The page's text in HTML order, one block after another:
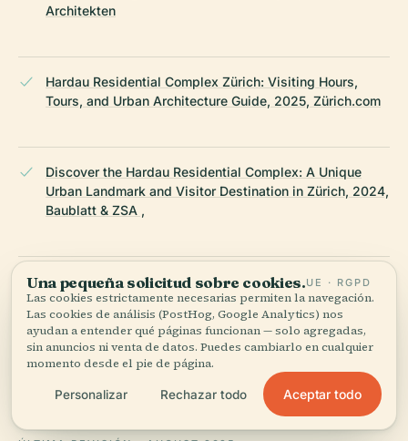
Architekten
Hardau Residential Complex Zürich: Visiting Hours,
Tours, and Urban Architecture Guide, 2025, Zürich.com
Discover the Hardau Residential Complex: A Unique
Urban Landmark and Visitor Destination in Zürich, 2024,
Baublatt & ZSA ,
Hardau Residential Complex Redevelopment in Zürich:
Visiting Information and Future Outlook, 2024, Pesenti
Schütz Architekten & Stadt Zürich ,
Wikipedia — Hardau Residential Complex
Una pequeña solicitud sobre cookies.UE · RGPD
Las cookies estrictamente necesarias permiten la navegación.
Las cookies de análisis (PostHog, Google Analytics) nos
ayudan a entender qué páginas funcionan — solo agregadas,
sin anuncios ni venta de datos. Puedes cambiarlo en cualquier
momento desde el pie de página.
Personalizar Rechazar todo Aceptar todo